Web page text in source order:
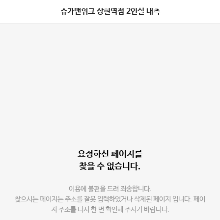
슈가맨워크 상현역점 2인실 내측
요청하신 페이지를
찾을 수 없습니다.
이용에 불편을 드려 죄송합니다.
찾으시는 페이지는 주소를 잘못 입력하였거나 삭제된 페이지 입니다. 페이
지 주소를 다시 한 번 확인해 주시기 바랍니다.